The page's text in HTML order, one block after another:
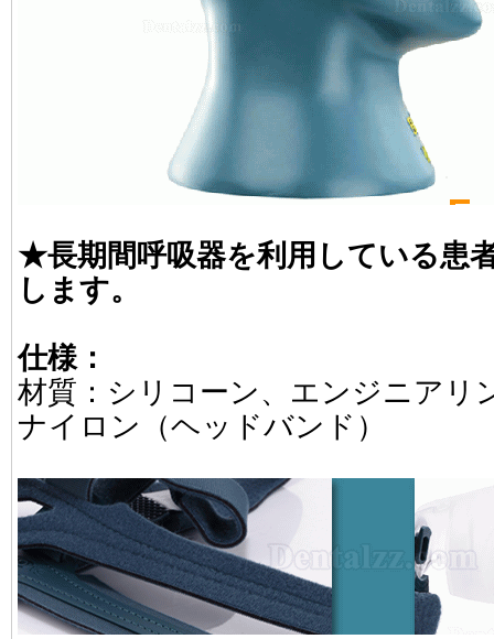
★長期間呼吸器を利用している患
します。
仕様：
材質：シリコーン、エンジニアリ
ナイロン（ヘッドバンド）